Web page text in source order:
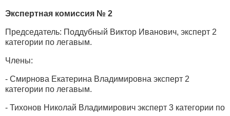
Экспертная комиссия № 2
Председатель: Поддубный Виктор Иванович, эксперт 2
категории по легавым.
Члены:
- Смирнова Екатерина Владимировна эксперт 2
категории по легавым.
- Тихонов Николай Владимирович эксперт 3 категории по